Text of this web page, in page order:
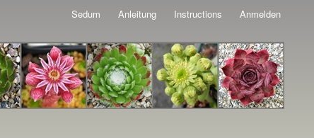
Sedum Anleitung Instructions Anmelden